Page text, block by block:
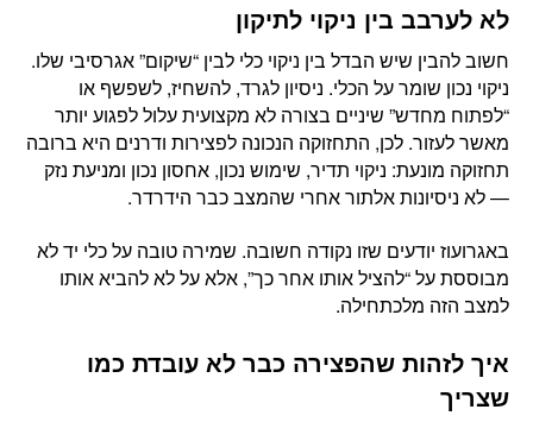
לא לערבב בין ניקוי לתיקון
חשוב להבין שיש הבדל בין ניקוי כלי לבין “שיקום” אגרסיבי שלו.
ניקוי נכון שומר על הכלי. ניסיון לגרד, להשחיז, לשפשף או
“לפתוח מחדש” שיניים בצורה לא מקצועית עלול לפגוע יותר
מאשר לעזור. לכן, התחזוקה הנכונה לפצירות ודרנים היא ברובה
תחזוקה מונעת: ניקוי תדיר, שימוש נכון, אחסון נכון ומניעת נזק
— לא ניסיונות אלתור אחרי שהמצב כבר הידרדר.
באגרועוז יודעים שזו נקודה חשובה. שמירה טובה על כלי יד לא
מבוססת על “להציל אותו אחר כך”, אלא על לא להביא אותו
למצב הזה מלכתחילה.
איך לזהות שהפצירה כבר לא עובדת כמו
שצריך